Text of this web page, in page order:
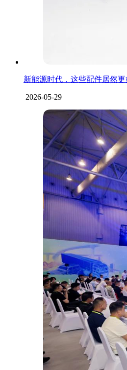
新能源时代，这些配件居然更
2026-05-29